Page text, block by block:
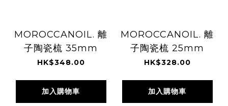
MOROCCANOIL. 離
子陶瓷梳 35mm
HK$348.00
加入購物車
MOROCCANOIL. 離
子陶瓷梳 25mm
HK$328.00
加入購物車